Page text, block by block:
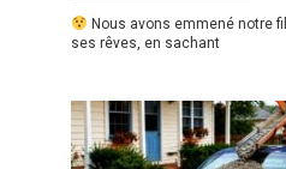
Nous avons emmené notre
ses rêves, en sachant